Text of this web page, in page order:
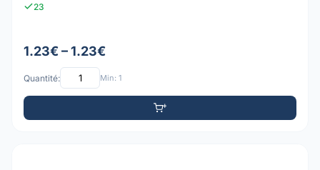
23
1.23€ – 1.23€
Quantité: Min: 1